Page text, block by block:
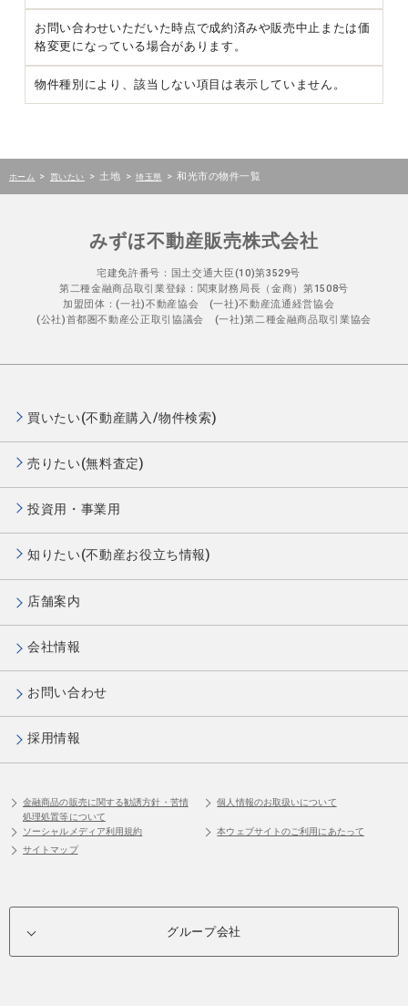
お問い合わせいただいた時点で成約済みや販売中止または価
格変更になっている場合があります。
物件種別により、該当しない項目は表示していません。
ホーム > 買いたい > 土地 > 埼玉県 > 和光市の物件一覧
みずほ不動産販売株式会社
宅建免許番号：国土交通大臣(10)第3529号
第二種金融商品取引業登録：関東財務局長（金商）第1508号
加盟団体：(一社)不動産協会 (一社)不動産流通経営協会
(公社)首都圏不動産公正取引協議会 (一社)第二種金融商品取引業協会
買いたい(不動産購入/物件検索)
売りたい(無料査定)
投資用・事業用
知りたい(不動産お役立ち情報)
店舗案内
会社情報
お問い合わせ
採用情報
金融商品の販売に関する勧誘方針・苦情
処理処置等について
個人情報のお取扱いについて
ソーシャルメディア利用規約
本ウェブサイトのご利用にあたって
サイトマップ
グループ会社